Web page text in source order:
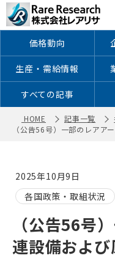
（公告56号）
備および原材
施決定 ｜ 株式
価格動向
生産・需給情報
すべての記事
HOME 記事一覧
（公告56号）一部のレアア
2025年10月9日
各国政策・取組状況
（公告56号
連設備およ